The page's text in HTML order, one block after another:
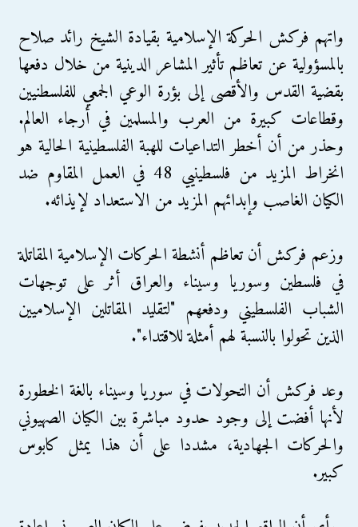
واتهم فركش الحركة الإسلامية بقيادة الشيخ رائد صلاح
بالمسؤولية عن تعاظم تأثير المشاعر الدينية من خلال دفعها
بقضية القدس والأقصى إلى بؤرة الوعي الجمعي للفلسطنيين
وقطاعات كبيرة من العرب والمسلمين في أرجاء العالم.
وحذر من أن أخطر التداعيات للهبة الفلسطينية الحالية هو
انخراط المزيد من فلسطينيي 48 في العمل المقاوم ضد
الكيان الغاصب وإبدائهم المزيد من الاستعداد لإيذائه.
وزعم فركش أن تعاظم أنشطة الحركات الإسلامية المقاتلة
في فلسطين وسوريا وسيناء والعراق أثر على توجهات
الشباب الفلسطيني ودفعهم "لتقليد المقاتلين الإسلاميين
الذين تحولوا بالنسبة لهم أمثلة للاقتداء".
وعد فركش أن التحولات في سوريا وسيناء بالغة الخطورة
لأنها أفضت إلى وجود حدود مباشرة بين الكيان الصهيوني
والحركات الجهادية، مشددا على أن هذا يمثل كابوس
كبير.